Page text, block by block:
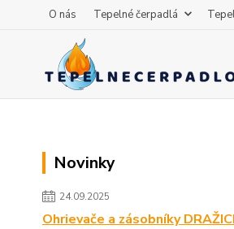
O nás Tepelné čerpadlá
Novinky
24.09.2025
Ohrievače a zásobníky